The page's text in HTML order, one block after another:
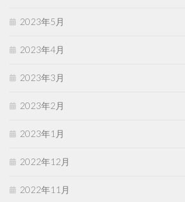
2023年5月
2023年4月
2023年3月
2023年2月
2023年1月
2022年12月
2022年11月